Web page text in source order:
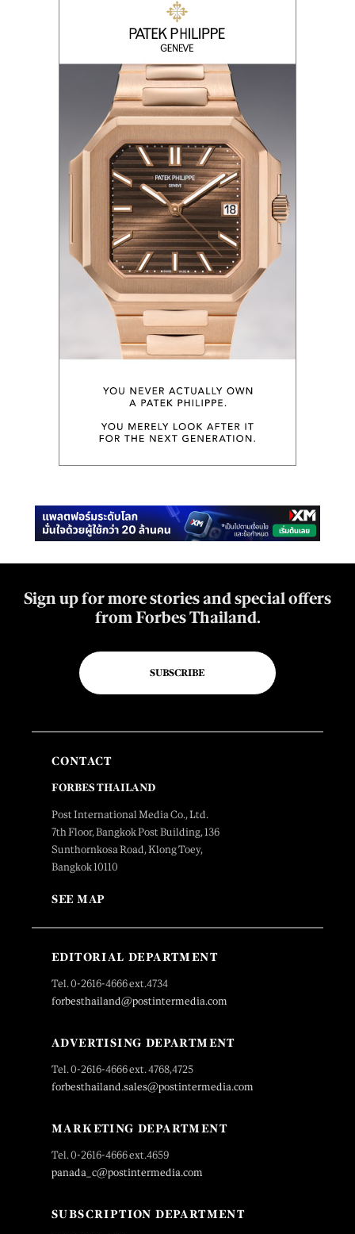
Sign up for more stories and special offers
from Forbes Thailand.
SUBSCRIBE
CONTACT
FORBES THAILAND
Post International Media Co., Ltd.
7th Floor, Bangkok Post Building, 136
Sunthornkosa Road, Klong Toey,
Bangkok 10110
SEE MAP
EDITORIAL DEPARTMENT
Tel. 0-2616-4666 ext.4734
forbesthailand@postintermedia.com
ADVERTISING DEPARTMENT
Tel. 0-2616-4666 ext. 4768,4725
forbesthailand.sales@postintermedia.com
MARKETING DEPARTMENT
Tel. 0-2616-4666 ext.4659
panada_c@postintermedia.com
SUBSCRIPTION DEPARTMENT